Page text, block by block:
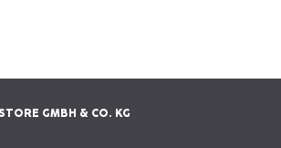
GMBH & CO. KG